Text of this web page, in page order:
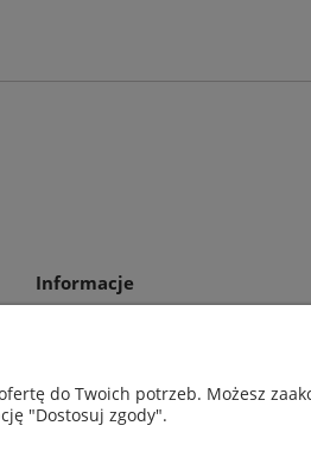
Informacje
do Twoich potrzeb. Możesz
"Dostosuj zgody".